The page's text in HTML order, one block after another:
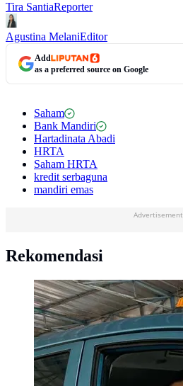
Tira SantiaReporter
Agustina MelaniEditor
Add
as a preferred source on Google
Saham
Bank Mandiri
Hartadinata Abadi
HRTA
Saham HRTA
kredit serbaguna
mandiri emas
Advertisement
Rekomendasi